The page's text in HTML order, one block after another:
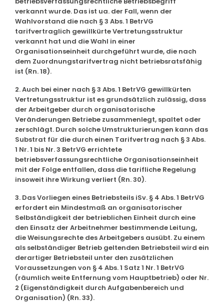
verkannt wurde. Das ist ua. der Fall, wenn der
Wahlvorstand die nach § 3 Abs. 1 BetrVG
tarifvertraglich gewillkürte Vertretungsstruktur
verkannt hat und die Wahl in einer
Organisationseinheit durchgeführt wurde, die nach
dem Zuordnungstarifvertrag nicht betriebsratsfähig
ist (Rn. 18).
2. Auch bei einer nach § 3 Abs. 1 BetrVG gewillkürten
Vertretungsstruktur ist es grundsätzlich zulässig, dass
der Arbeitgeber durch organisatorische
Veränderungen Betriebe zusammenlegt, spaltet oder
zerschlägt. Durch solche Umstrukturierungen kann das
Substrat für die durch einen Tarifvertrag nach § 3 Abs.
1 Nr. 1 bis Nr. 3 BetrVG errichtete
betriebsverfassungsrechtliche Organisationseinheit
mit der Folge entfallen, dass die tarifliche Regelung
insoweit ihre Wirkung verliert (Rn. 30).
3. Das Vorliegen eines Betriebsteils iSv. § 4 Abs. 1 BetrVG
erfordert ein Mindestmaß an organisatorischer
Selbständigkeit der betrieblichen Einheit durch eine
den Einsatz der Arbeitnehmer bestimmende Leitung,
die Weisungsrechte des Arbeitgebers ausübt. Zu einem
als selbständiger Betrieb geltenden Betriebsteil wird ein
derartiger Betriebsteil unter den zusätzlichen
Voraussetzungen von § 4 Abs. 1 Satz 1 Nr. 1 BetrVG
(räumlich weite Entfernung vom Hauptbetrieb) oder Nr.
2 (Eigenständigkeit durch Aufgabenbereich und
Organisation) (Rn. 33).